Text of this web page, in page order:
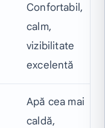
Confortabil,
calm,
vizibilitate
excelentă
Apă cea mai
caldă,